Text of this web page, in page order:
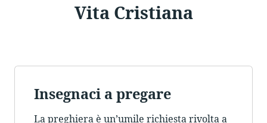
Vita Cristiana
Insegnaci a pregare
La preghiera è un’umile richiesta rivolta a